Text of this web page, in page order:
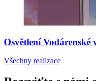
Osvětlení Vodárenské
Všechny realizace